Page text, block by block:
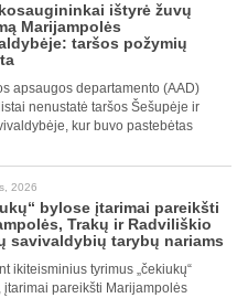
ištyrė žuvų
Marijampolės
taršos požymių
apsaugos departamento (AAD)
nenustatė taršos Šešupėje ir
kur buvo pastebėtas
2026
bylose įtarimai pareikšti
Trakų ir Radviliškio
savivaldybių tarybų nariams
ikiteisminius tyrimus „čekiukų“
įtarimai pareikšti Marijampolės